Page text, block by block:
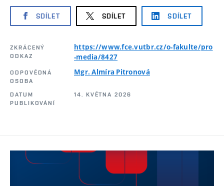
SDÍLET SDÍLET SDÍLET
ZKRÁCENÝ
ODKAZ
https://www.fce.vutbr.cz/o-fakulte/pro
-media/8427
ODPOVĚDNÁ
OSOBA
Mgr. Almíra Pitronová
DATUM
PUBLIKOVÁNÍ
14. KVĚTNA 2026